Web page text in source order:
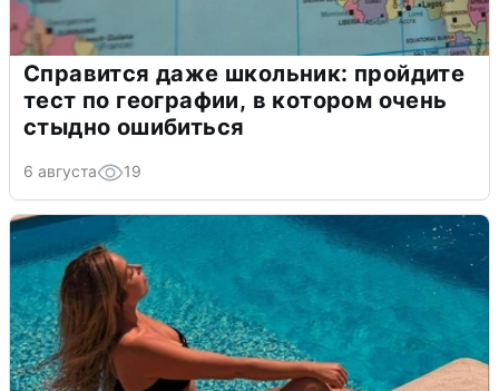
Справится даже школьник: пройдите
тест по географии, в котором очень
стыдно ошибиться
6 августа 19